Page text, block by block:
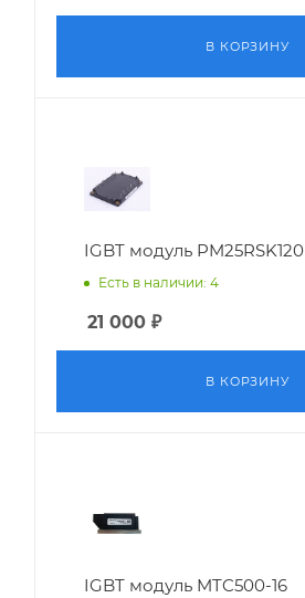
В КОРЗИНУ
IGBT модуль PM25RSK120
Есть в наличии: 4
21 000 ₽
В КОРЗИНУ
IGBT модуль MTC500-16